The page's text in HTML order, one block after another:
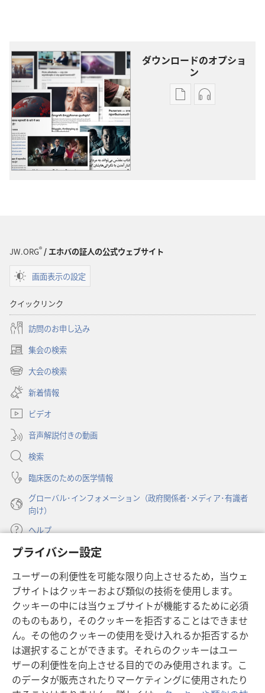
プライバシー設定
ユーザーの利便性を可能な限り向上させるため，当ウェ
ブサイトはクッキーおよび類似の技術を使用します。
クッキーの中には当ウェブサイトが機能するために必須
のものもあり，そのクッキーを拒否することはできませ
ん。その他のクッキーの使用を受け入れるか拒否するか
は選択することができます。それらのクッキーはユー
ザーの利便性を向上させる目的でのみ使用されます。こ
のデータが販売されたりマーケティングに使用されたり
ダウンロードのオプショ
ン
出
オー
JW.ORG®/ エホバの証人の公式ウェブサイト
画面表示の設定
クイックリンク
訪問のお申し込み
集会の検索
（新
し
タ
で
開
く）
大会の検索
（新
し
い
タ
ブ
で
開
く）
新着情報
ビデオ
音声解説付きの動画
検索
臨床医のための医学情報
グローバル･インフォメーション（政府関係者･メディア･有識者
向け）
ヘルプ
寄付
し
い
タ
ブ
で
開
く）
ものみの塔 オンライン・ライブラリー
（新
し
い
タ
ブ
で
開
く）
JW Hub ®
（新
し
い
タ
ブ
で
JW Library ®
Watchtower Library®